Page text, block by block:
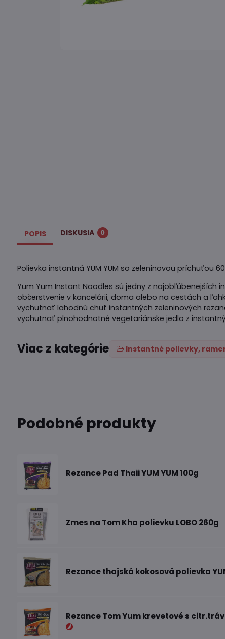
POPIS DISKUSIA 0
Polievka instantná YUM YUM so zeleninovou príchuťou
Yum Yum Instant Noodles sú jedny z najobľúbenejších
občerstvenie v kancelárii, doma alebo na cestách a
vychutnať lahodnú chuť instantných zeleninových
vychutnať plnohodnotné vegetariánske jedlo z
Viac z kategórie Instantné polievky,
Podobné produkty
Rezance Pad Thaii YUM YUM 100g
Zmes na Tom Kha polievku LOBO 260g
Rezance thajská kokosová polievka
Rezance Tom Yum krevetové s